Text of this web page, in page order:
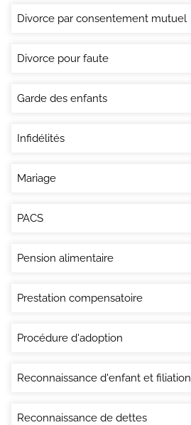
Divorce par consentement mutuel
Divorce pour faute
Garde des enfants
Infidélités
Mariage
PACS
Pension alimentaire
Prestation compensatoire
Procédure d'adoption
Reconnaissance d'enfant et filiation
Reconnaissance de dettes